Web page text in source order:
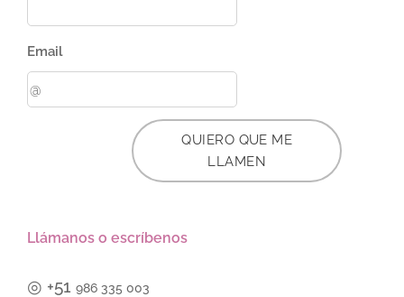
Email
QUIERO QUE ME
LLAMEN
Llámanos o escríbenos
◎ +51 986 335 003